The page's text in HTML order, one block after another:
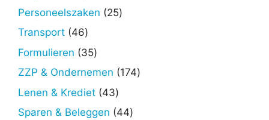
producten
Personeelszaken 2525
Transport 4646
producten
Formulieren 3535
producten
ZZP & Ondernemen 174174
Lenen & Krediet 4343
producten
Sparen & Beleggen 4444